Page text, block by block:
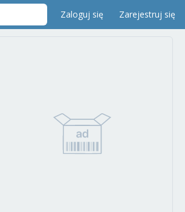
Zaloguj się Zarejestruj się